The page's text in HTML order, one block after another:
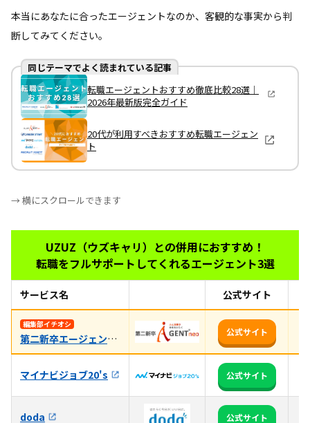
本当にあなたに合ったエージェントなのか、客観的な事実から判
断してみてください。
同じテーマでよく読まれている記事
転職エージェントおすすめ徹底比較28選｜
2026年最新版完全ガイド
20代が利用すべきおすすめ転職エージェン
ト
→ 横にスクロールできます
UZUZ（ウズキャリ）との併用におすすめ！
転職をフルサポートしてくれるエージェント3選
サービス名 公式サイト
編集部イチオシ
第二新卒エージェントneo
公式サイト
マイナビジョブ20's 公式サイト
doda 公式サイト